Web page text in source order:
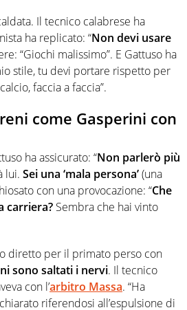
Il tecnico calabrese ha
ha replicato: “Non devi usare
“Giochi malissimo”. E Gattuso ha
stile, tu devi portare rispetto per
faccia a faccia”.
come Gasperini con
ha assicurato: “Non parlerò più
lui. Sei una ‘mala persona’(una
con una provocazione: “Che
carriera? Sembra che hai vinto
diretto per il primato perso con
sono saltati i nervi. Il tecnico
con l’arbitro Massa. “Ha
riferendosi all’espulsione di